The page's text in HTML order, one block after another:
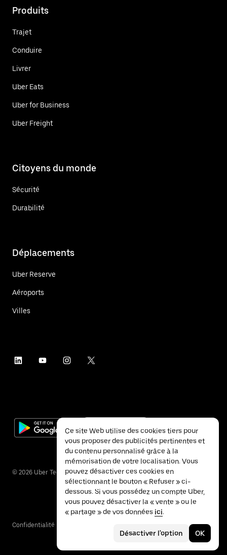
Produits
Trajet
Conduire
Livrer
Uber Eats
Uber for Business
Uber Freight
Citoyens du monde
Sécurité
Durabilité
Déplacements
Uber Reserve
Aéroports
Villes
© 2026 Uber Technologies Inc.
Confidentialité
Ce site Web utilise des cookies tiers pour
vous proposer des publicités pertinentes et
du contenu personnalisé grâce à la
mémorisation de votre localisation. Vous
pouvez désactiver ces cookies en
sélectionnant le bouton « Refuser » ci-
dessous. Si vous possédez un compte Uber,
vous pouvez désactiver la « vente » ou le
« partage » de vos données ici.
Désactiver l'option OK